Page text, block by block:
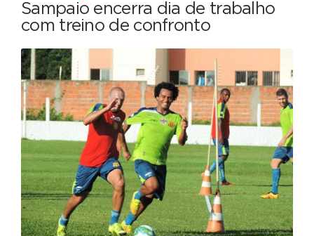
Sampaio encerra dia de trabalho
com treino de confronto